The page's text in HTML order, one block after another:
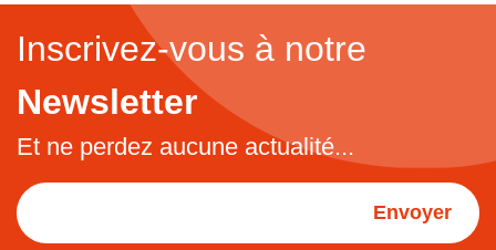
Inscrivez-vous à notre
Newsletter
Et ne perdez aucune actualité...
Envoyer